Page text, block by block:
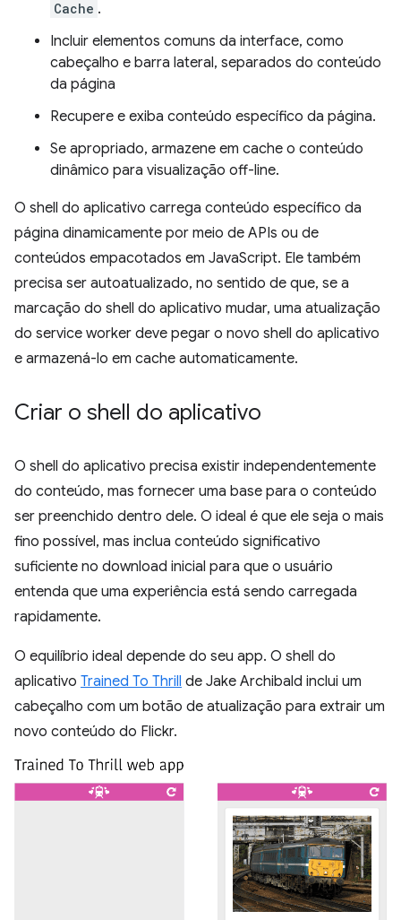
Cache .
Incluir elementos comuns da interface, como
cabeçalho e barra lateral, separados do conteúdo
da página
Recupere e exiba conteúdo específico da página.
Se apropriado, armazene em cache o conteúdo
dinâmico para visualização off-line.
O shell do aplicativo carrega conteúdo específico da
página dinamicamente por meio de APIs ou de
conteúdos empacotados em JavaScript. Ele também
precisa ser autoatualizado, no sentido de que, se a
marcação do shell do aplicativo mudar, uma atualização
do service worker deve pegar o novo shell do aplicativo
e armazená-lo em cache automaticamente.
Criar o shell do aplicativo
O shell do aplicativo precisa existir independentemente
do conteúdo, mas fornecer uma base para o conteúdo
ser preenchido dentro dele. O ideal é que ele seja o mais
fino possível, mas inclua conteúdo significativo
suficiente no download inicial para que o usuário
entenda que uma experiência está sendo carregada
rapidamente.
O equilíbrio ideal depende do seu app. O shell do
aplicativo Trained To Thrill de Jake Archibald inclui um
cabeçalho com um botão de atualização para extrair um
novo conteúdo do Flickr.